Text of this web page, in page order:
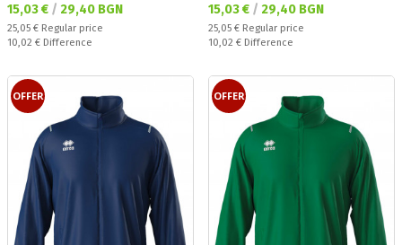
Текуща цена:
15,03 € / 29,40 BGN
Regular price:
25,05 € Regular price
Спестявате:
10,02 € Difference
Текуща цена:
15,03 € / 29,40 BGN
Regular price:
25,05 € Regular price
Спестявате:
10,02 € Difference
OFFER OFFER